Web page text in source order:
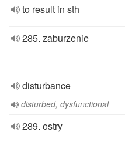
to result in sth
285. zaburzenie
disturbance
disturbed, dysfunctional
289. ostry